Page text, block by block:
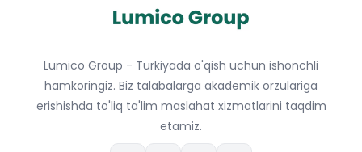
Lumico Group - Turkiyada o'qish uchun ishonchli
hamkoringiz. Biz talabalarga akademik orzulariga
erishishda to'liq ta'lim maslahat xizmatlarini taqdim
etamiz.